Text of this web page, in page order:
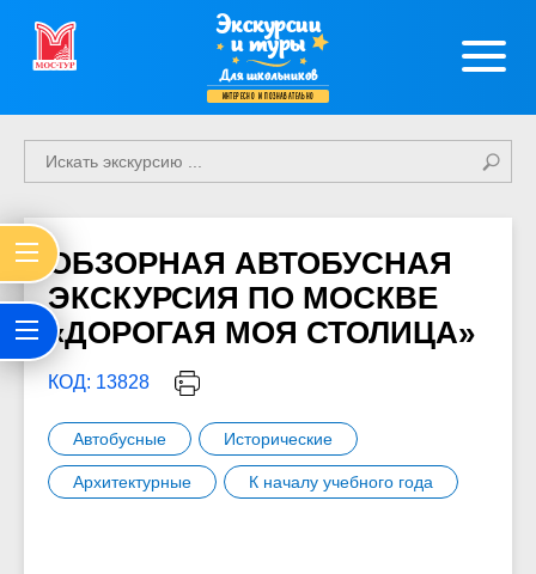
Экскурсии
и туры
Для школьников
интересно и познавательно
ОБЗОРНАЯ АВТОБУСНАЯ
ЭКСКУРСИЯ ПО МОСКВЕ
«ДОРОГАЯ МОЯ СТОЛИЦА»
КОД: 13828
Автобусные Исторические
Архитектурные К началу учебного года